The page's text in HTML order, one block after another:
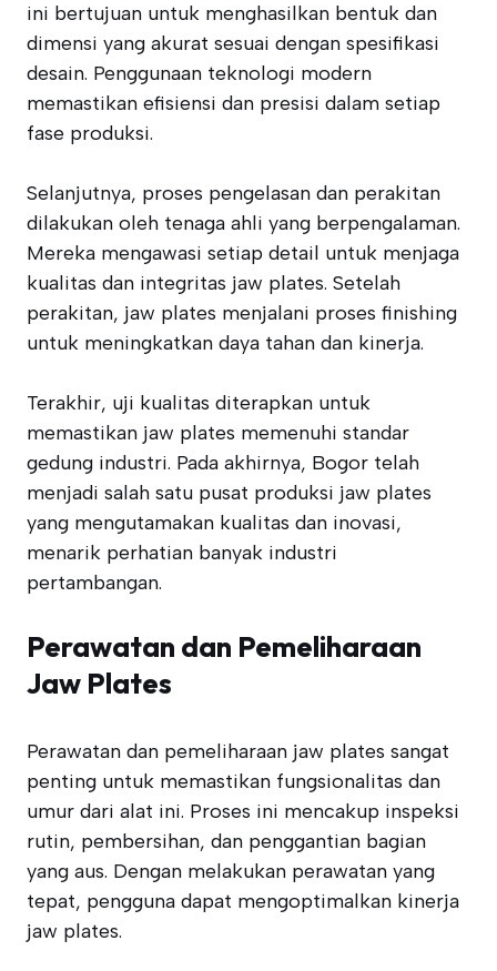
ini bertujuan untuk menghasilkan bentuk dan
dimensi yang akurat sesuai dengan spesifikasi
desain. Penggunaan teknologi modern
memastikan efisiensi dan presisi dalam setiap
fase produksi.
Selanjutnya, proses pengelasan dan perakitan
dilakukan oleh tenaga ahli yang berpengalaman.
Mereka mengawasi setiap detail untuk menjaga
kualitas dan integritas jaw plates. Setelah
perakitan, jaw plates menjalani proses finishing
untuk meningkatkan daya tahan dan kinerja.
Terakhir, uji kualitas diterapkan untuk
memastikan jaw plates memenuhi standar
gedung industri. Pada akhirnya, Bogor telah
menjadi salah satu pusat produksi jaw plates
yang mengutamakan kualitas dan inovasi,
menarik perhatian banyak industri
pertambangan.
Perawatan dan Pemeliharaan
Jaw Plates
Perawatan dan pemeliharaan jaw plates sangat
penting untuk memastikan fungsionalitas dan
umur dari alat ini. Proses ini mencakup inspeksi
rutin, pembersihan, dan penggantian bagian
yang aus. Dengan melakukan perawatan yang
tepat, pengguna dapat mengoptimalkan kinerja
jaw plates.